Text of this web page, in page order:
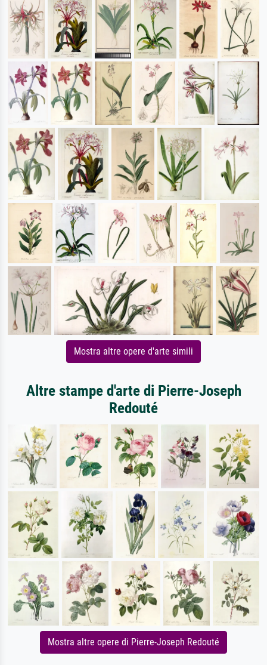
Mostra altre opere d'arte simili
Altre stampe d'arte di Pierre-Joseph
Redouté
Mostra altre opere di Pierre-Joseph Redouté